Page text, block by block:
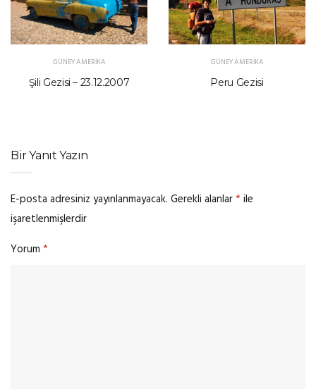
GÜNEY AMERIKA
Şili Gezisi – 23.12.2007
GÜNEY AMERIKA
Peru Gezisi
Bir Yanıt Yazın
E-posta adresiniz yayınlanmayacak. Gerekli alanlar* ile
işaretlenmişlerdir
Yorum *